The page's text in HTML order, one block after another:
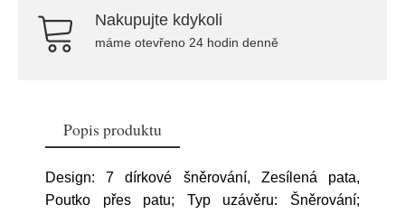
Nakupujte kdykoli
máme otevřeno 24 hodin denně
Popis produktu
Design: 7 dírkové šněrování, Zesílená pata,
Poutko přes patu; Typ uzávěru: Šněrování;